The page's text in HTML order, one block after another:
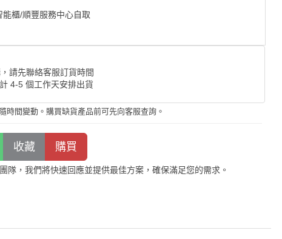
櫃/順豐服務中心自取
請先聯絡客服訂貨時間
4-5 個工作天安排出貨
時間變動。購買缺貨產品前可先向客服查詢。
隊，我們將快速回應並提供最佳方案，確保滿足您的需求。